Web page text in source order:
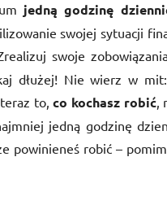
jedną godzinę
swojej sytuacji
swoje
dłużej! Nie wierz w
teraz to,co kochasz robić,
jedną godzinę
powinieneś robić –